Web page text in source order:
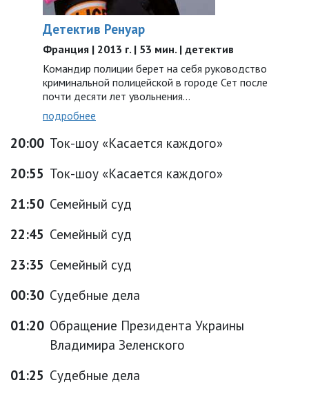
Детектив Ренуар
Франция | 2013 г. | 53 мин. | детектив
Командир полиции берет на себя руководство
криминальной полицейской в городе Сет после
почти десяти лет увольнения…
подробнее
20:00 Ток-шоу «Касается каждого»
20:55 Ток-шоу «Касается каждого»
21:50 Семейный суд
22:45 Семейный суд
23:35 Семейный суд
00:30 Судебные дела
01:20 Обращение Президента Украины
Владимира Зеленского
01:25 Судебные дела